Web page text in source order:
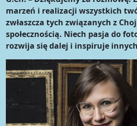
marzeń i realizacji wszystkich
zwłaszcza tych związanych z
społecznością. Niech pasja do
rozwija się dalej i inspiruje